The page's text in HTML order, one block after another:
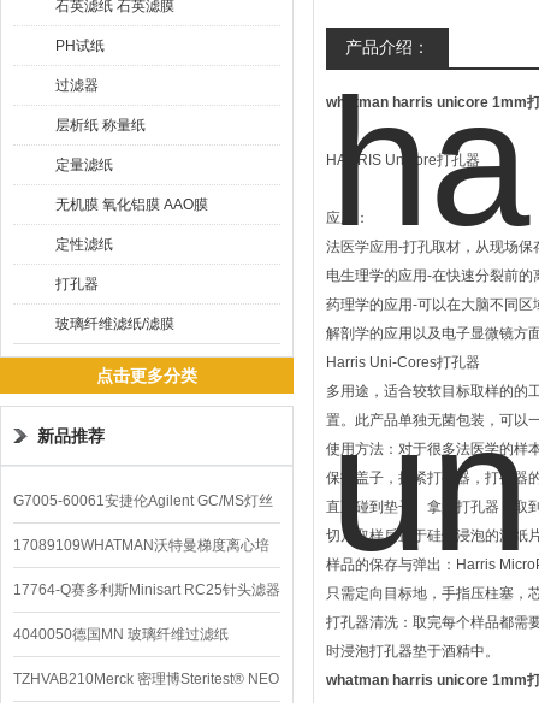
石英滤纸 石英滤膜
PH试纸
过滤器
层析纸 称量纸
定量滤纸
无机膜 氧化铝膜 AAO膜
定性滤纸
打孔器
玻璃纤维滤纸/滤膜
点击更多分类
新品推荐
G7005-60061安捷伦Agilent GC/MS灯丝
配件
17089109WHATMAN沃特曼梯度离心培
养基
17764-Q赛多利斯Minisart RC25针头滤器
4040050德国MN 玻璃纤维过滤纸
TZHVAB210Merck 密理博Steritest® NEO
产品介绍：
whatman harris unicore 1mm
HARRIS Unicore打孔器
应用：
法医学应用-打孔取材，从现场
电生理学的应用-在快速分裂前
药理学的应用-可以在大脑不同
解剖学的应用以及电子显微镜方
Harris Uni-Cores打孔器
多用途，适合较软目标取样的的
置。此产品单独无菌包装，可以
使用方法：对于很多法医学的样
保护盖子，捏紧打孔器，打孔器
直至碰到垫子。拿起打孔器，取
切片取样后置于硅烷浸泡的滤纸
样品的保存与弹出：Harris
只需定向目标地，手指压柱塞，
打孔器清洗：取完每个样品都需
时浸泡打孔器垫于酒精中。
whatman harris unicore 1mm